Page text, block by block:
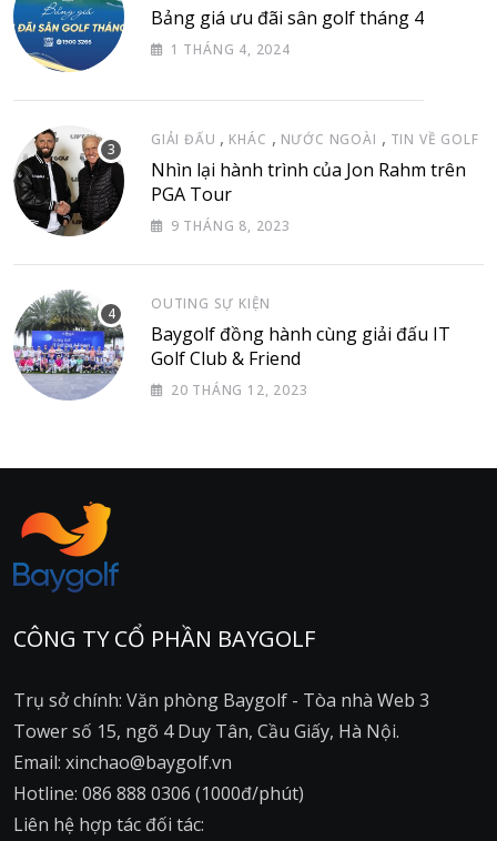
Bảng giá ưu đãi sân golf tháng 4
1 THÁNG 4, 2024
GIẢI ĐẤU , KHÁC , NƯỚC NGOÀI , TIN VỀ GOLF
Nhìn lại hành trình của Jon Rahm trên
PGA Tour
9 THÁNG 8, 2023
OUTING SỰ KIỆN
Baygolf đồng hành cùng giải đấu IT
Golf Club & Friend
20 THÁNG 12, 2023
CÔNG TY CỔ PHẦN BAYGOLF
Trụ sở chính: Văn phòng Baygolf - Tòa nhà Web 3
Tower số 15, ngõ 4 Duy Tân, Cầu Giấy, Hà Nội.
Email: xinchao@baygolf.vn
Hotline: 086 888 0306 (1000đ/phút)
Liên hệ hợp tác đối tác: